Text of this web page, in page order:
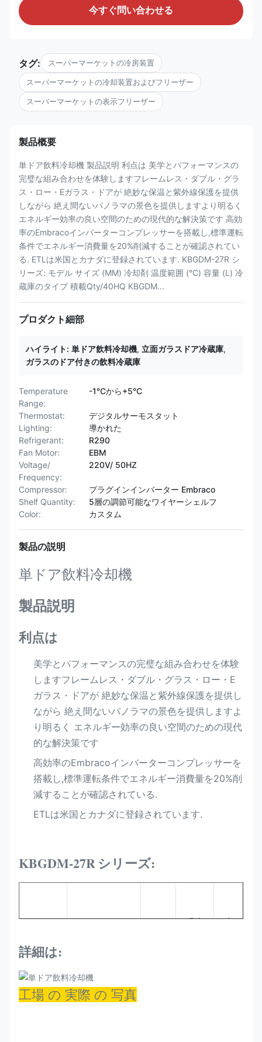
今すぐ問い合わせる
タグ: スーパーマーケットの冷房装置
スーパーマーケットの冷却装置およびフリーザー
スーパーマーケットの表示フリーザー
製品概要
単ドア飲料冷却機 製品説明 利点は 美学とパフォーマンスの
完璧な組み合わせを体験しますフレームレス・ダブル・グラ
ス・ロー・Eガラス・ドアが 絶妙な保温と紫外線保護を提供
しながら 絶え間ないパノラマの景色を提供しますより明るく
エネルギー効率の良い空間のための現代的な解決策です 高効
率のEmbracoインバーターコンプレッサーを搭載し,標準運転
条件でエネルギー消費量を20%削減することが確認されてい
る. ETLは米国とカナダに登録されています. KBGDM-27R シ
リーズ: モデル サイズ (MM) 冷却剤 温度範囲 (°C) 容量 (L) 冷
蔵庫のタイプ 積載Qty/40HQ KBGDM...
プロダクト細部
ハイライト: 単ドア飲料冷却機, 立面ガラスドア冷蔵庫,
ガラスのドア付きの飲料冷蔵庫
Temperature
Range:
-1°Cから+5°C
Thermostat:
デジタルサーモスタット
Lighting:
導かれた
Refrigerant:
R290
Fan Motor:
EBM
Voltage/
Frequency:
220V/ 50HZ
Compressor:
プラグインインバーター Embraco
Shelf Quantity:
5層の調節可能なワイヤーシェルフ
Color:
カスタム
製品の説明
単ドア飲料冷却機
製品説明
利点は
美学とパフォーマンスの完璧な組み合わせを体験
しますフレームレス・ダブル・グラス・ロー・E
ガラス・ドアが 絶妙な保温と紫外線保護を提供し
ながら 絶え間ないパノラマの景色を提供しますよ
り明るく エネルギー効率の良い空間のための現代
的な解決策です
高効率のEmbracoインバーターコンプレッサーを
搭載し,標準運転条件でエネルギー消費量を20%削
減することが確認されている.
ETLは米国とカナダに登録されています.
KBGDM-27Rシリーズ:
温度
容
詳細は:
工場 の 実際 の 写真